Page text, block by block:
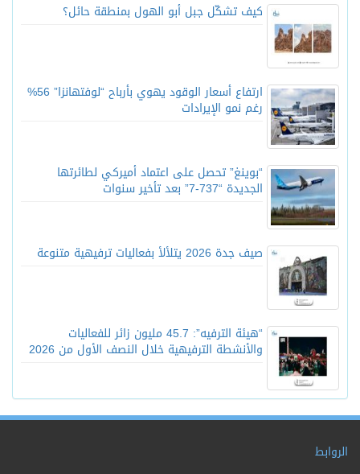
كيف تشكّل جبل أبو الهول بمنطقة حائل؟
ارتفاع أسعار الوقود يهوي بأرباح “لوفتهانزا” 56%
رغم نمو الإيرادات
“بوينغ” تحصل على اعتماد أميركي لطائرتها
الجديدة “737-7” بعد تأخير سنوات
صيف جدة 2026 يتلألأ بفعاليات ترفيهية متنوعة
“هيئة الترفيه”: 45.7 مليون زائر للفعاليات
والأنشطة الترفيهية خلال النصف الأول من 2026
الروابط